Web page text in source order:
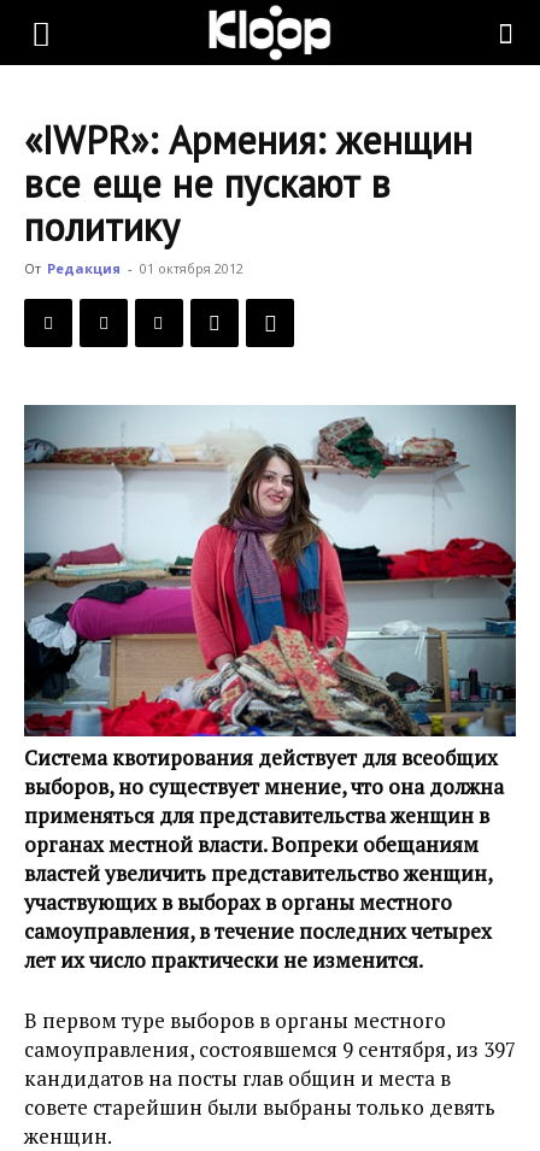
KLOOP.KG
Новости
Кыргызстана
«IWPR»: Армения: женщин
все еще не пускают в
политику
От Редакция - 01 октября 2012
Система квотирования действует для всеобщих
выборов, но существуeт мнениe, что она должна
применяться для представительства женщин в
органах местной власти. Вопреки обещаниям
властей увеличить представительство женщин,
участвующих в выборах в органы местного
самоуправления, в течение последних четырех
лет их число практически не изменится.
В первом туре выборов в органы местного
самоуправления, состоявшемся 9 сентября, из 397
кандидатов на посты глав общин и места в
совете старейшин были выбраны только девять
женщин.